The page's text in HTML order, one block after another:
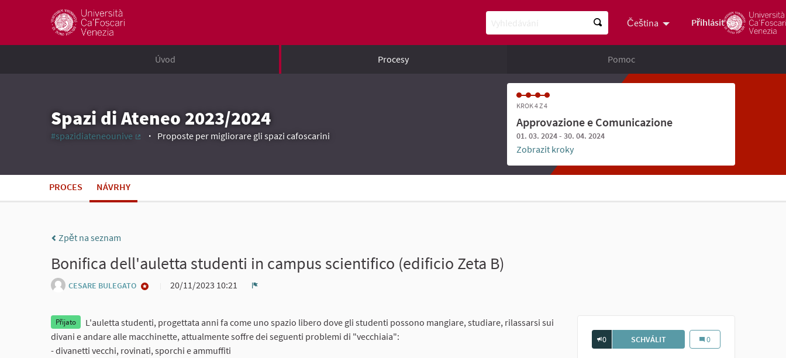
Čeština Scegli la lingua Choose language
Přihlásit se
Úvod Procesy Pomoc
Spazi di Ateneo 2023/2024
#spazidiateneounive
Proposte per migliorare gli spazi cafoscarini
KROK 4 Z 4
Approvazione e Comunicazione
01. 03. 2024 - 30. 04. 2024
Zobrazit kroky
PROCES NÁVRHY
Zpět na seznam
Bonifica dell'auletta studenti in campus scientifico (edificio Zeta B)
CESARE BULEGATO
20/11/2023 10:21
Přijato
L'auletta studenti, progettata anni fa come uno spazio libero dove gli studenti possono mangiare, studiare, rilassarsi sui
divani e andare alle macchinette, attualmente soffre dei seguenti problemi di "vecchiaia":
- divanetti vecchi, rovinati, sporchi e ammuffiti
0 SCHVÁLIT BONIFICA DELL'AULETTA
Bonifica dell'auletta
0